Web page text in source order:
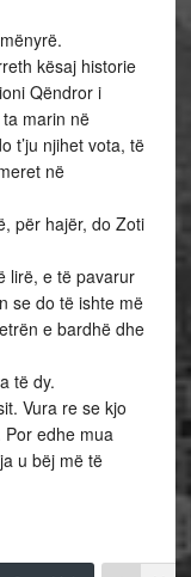
kësaj historie
Qëndror i
marin në
t’ju njihet vota, të
në
për hajër, do Zoti
lirë, e të pavarur
se do të ishte më
e bardhë dhe
të dy.
Vura re se kjo
Por edhe mua
u bëj më të